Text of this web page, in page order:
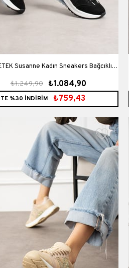
Susanne Kadın Sneakers Bağcıklı
Spor Ayakkabı Siyah Süet
₺1.084,90
₺1.249,90
%30 İNDİRİM ₺759,43